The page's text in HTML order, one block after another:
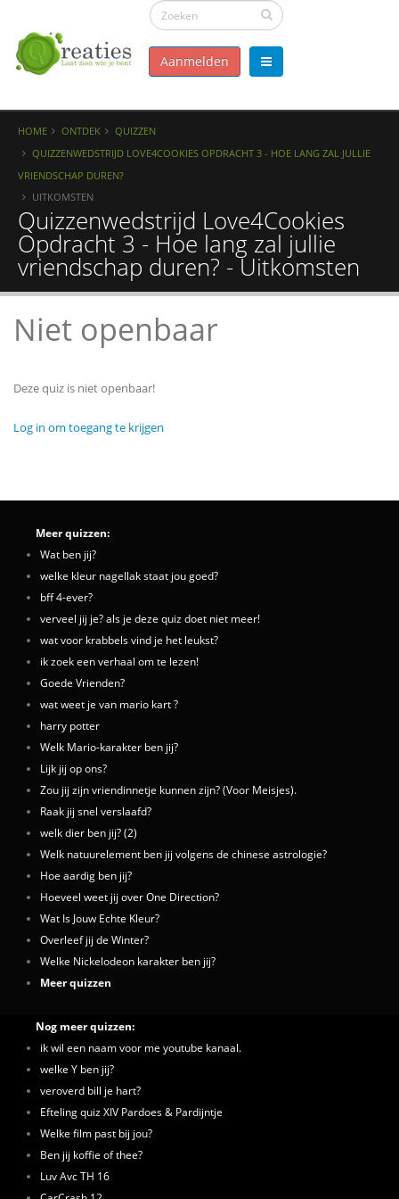
Aanmelden
HOME ONTDEK
QUIZZEN
QUIZZENWEDSTRIJD LOVE4COOKIES OPDRACHT 3 - HOE LANG ZAL JULLIE
VRIENDSCHAP DUREN?
UITKOMSTEN
Quizzenwedstrijd Love4Cookies
Opdracht 3 - Hoe lang zal jullie
vriendschap duren? - Uitkomsten
Niet openbaar
Deze quiz is niet openbaar!
Log in om toegang te krijgen
Meer quizzen:
Wat ben jij?
welke kleur nagellak staat jou goed?
bff 4-ever?
verveel jij je? als je deze quiz doet niet meer!
wat voor krabbels vind je het leukst?
ik zoek een verhaal om te lezen!
Goede Vrienden?
wat weet je van mario kart ?
harry potter
Welk Mario-karakter ben jij?
Lijk jij op ons?
Zou jij zijn vriendinnetje kunnen zijn? (Voor Meisjes).
Raak jij snel verslaafd?
welk dier ben jij? (2)
Welk natuurelement ben jij volgens de chinese astrologie?
Hoe aardig ben jij?
Hoeveel weet jij over One Direction?
Wat Is Jouw Echte Kleur?
Overleef jij de Winter?
Welke Nickelodeon karakter ben jij?
Meer quizzen
Nog meer quizzen:
ik wil een naam voor me youtube kanaal.
welke Y ben jij?
veroverd bill je hart?
Efteling quiz XIV Pardoes & Pardijntje
Welke film past bij jou?
Ben jij koffie of thee?
Luv Avc TH 16